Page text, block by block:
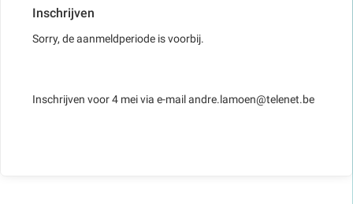
Inschrijven
Sorry, de aanmeldperiode is voorbij.
Inschrijven voor 4 mei via e-mail andre.lamoen@telenet.be